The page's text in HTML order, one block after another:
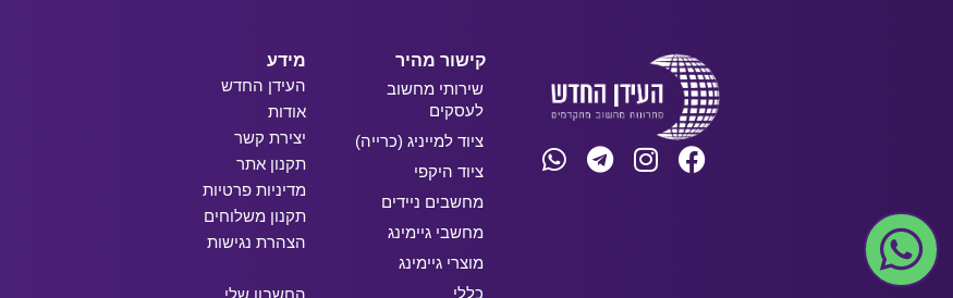
קישור מהיר
שירותי מחשוב
לעסקים
ציוד למייניג (כרייה)
ציוד היקפי
מחשבים ניידים
מחשבי גיימינג
מוצרי גיימינג
כללי
מידע
העידן החדש
אודות
יצירת קשר
תקנון אתר
מדיניות פרטיות
תקנון משלוחים
הצהרת נגישות